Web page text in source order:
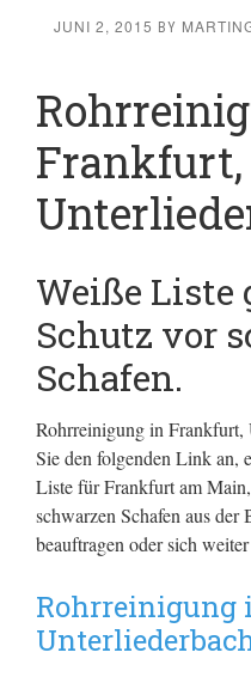
JUNI 2, 2015 BY
Frankfurt,
Weiße Liste
Schutz vor
Schafen.
Rohrreinigung in
Sie den folgenden Link an,
Liste für Frankfurt am
schwarzen Schafen aus
beauftragen oder sich
Rohrreinigung